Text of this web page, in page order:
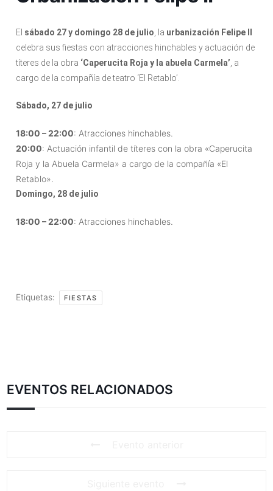
El sábado 27 y domingo 28 de julio , la urbanización Felipe II
celebra sus fiestas con atracciones hinchables y actuación de
títeres de la obra ‘Caperucita Roja y la abuela Carmela’ , a
cargo de la compañía de teatro ‘El Retablo’.
Sábado, 27 de julio
18:00 – 22:00: Atracciones hinchables.
20:00: Actuación infantil de títeres con la obra «Caperucita
Roja y la Abuela Carmela» a cargo de la compañía «El
Retablo».
Domingo, 28 de julio
18:00 – 22:00: Atracciones hinchables.
Etiquetas: FIESTAS
EVENTOS RELACIONADOS